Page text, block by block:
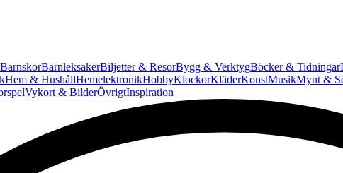
BarnleksakerBiljetter & ResorBygg & VerktygBöcker & Tidningar
Hem & HushållHemelektronikHobbyKlockorKläderKonstMusikMynt &
Vykort & BilderÖvrigtInspiration